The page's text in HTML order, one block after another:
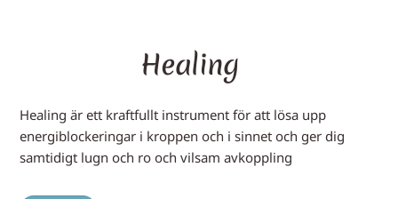
Healing
Healing är ett kraftfullt instrument för att lösa upp
energiblockeringar i kroppen och i sinnet och ger dig
samtidigt lugn och ro och vilsam avkoppling